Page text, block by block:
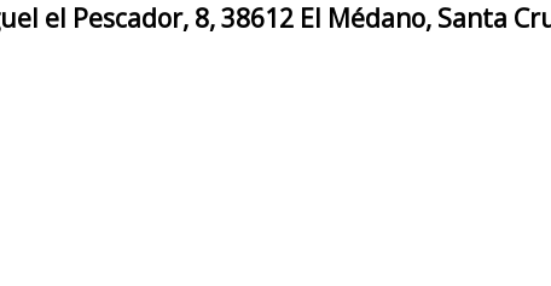
el Pescador, 8, 38612 El Médano, Santa